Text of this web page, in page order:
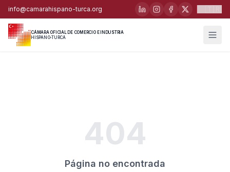
info@camarahispano-turca.org
CÁMARA OFICIAL DE COMERCIO E INDUSTRIA
HISPANO-TURCA
404
Página no encontrada